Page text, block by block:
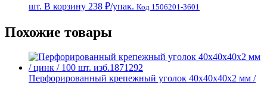
шт. В корзину 238 ₽/упак. Код 1506201-3601
Похожие товары
Перфорированный крепежный уголок 40х40х40х2 мм /